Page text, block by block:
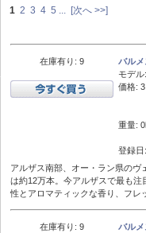
1 2 3 4 5 [次へ >>]
在庫有り: 9
バル
モデル:
価格:
重量:
登録
アルザス南部、オー・ラン県の
は約12万本。今アルザスで最も
性とアロマティックな香り、フレ
在庫有り: 9
バル